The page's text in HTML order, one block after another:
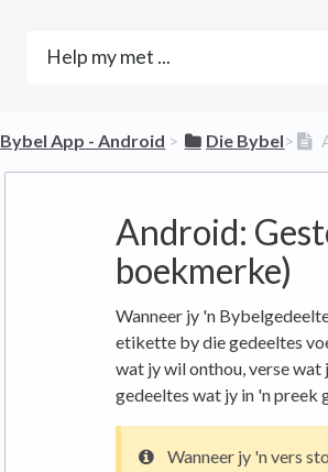
​Bybel App - Android ​ > ​ ​Die Bybel​>​
Android:
boekmerke)
Wanneer jy 'n
etikette by die gedeeltes
wat jy wil onthou, verse wat
gedeeltes wat jy in 'n preek
Wanneer jy 'n vers